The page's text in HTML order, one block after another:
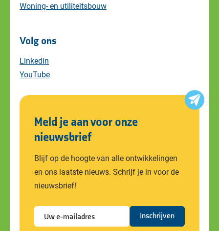
Woning- en utiliteitsbouw
Volg ons
Linkedin
YouTube
Meld je aan voor onze
nieuwsbrief
Blijf op de hoogte van alle ontwikkelingen
en ons laatste nieuws. Schrijf je in voor de
nieuwsbrief!